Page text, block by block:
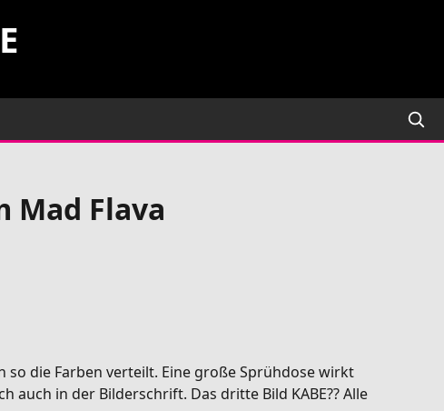
Mad Flava
so die Farben verteilt. Eine große Sprühdose wirkt
auch in der Bilderschrift. Das dritte Bild KABE?? Alle